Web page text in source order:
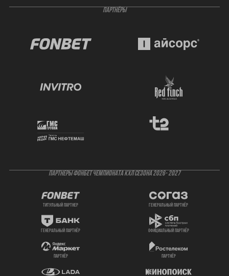
ПАРТНЁРЫ
ПАРТНЕРЫ ФОНБЕТ ЧЕМПИОНАТА КХЛ СЕЗОНА 2026- 2027
титульный партнер генеральный партнёр
генеральный партнёр официальный партнёр
партнёр партнёр